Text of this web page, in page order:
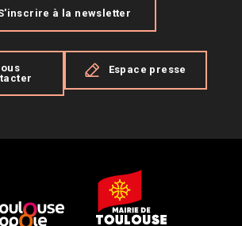
à la newsletter
Espace presse